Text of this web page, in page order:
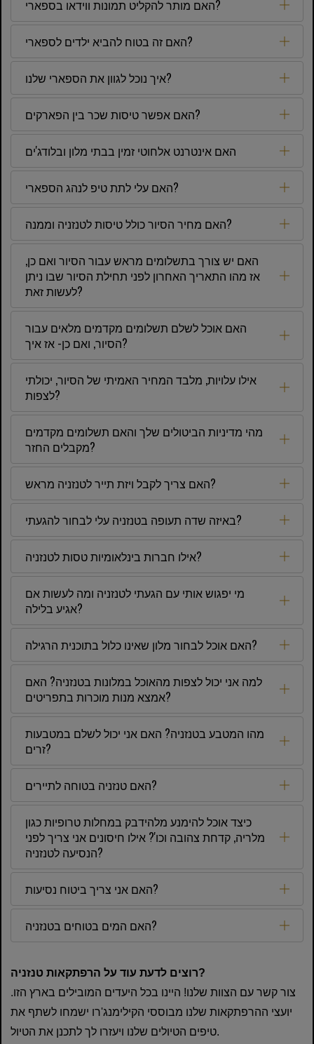
האם מותר להקליט תמונות ווידאו בספארי?
האם זה בטוח להביא ילדים לספארי?
איך נוכל לגוון את הספארי שלנו?
האם אפשר טיסות שכר בין הפארקים?
האם אינטרנט אלחוטי זמין בבתי מלון ובלודג'ים
האם עלי לתת טיפ לנהג הספארי?
האם מחיר הסיור כולל טיסות לטנזניה וממנה?
האם יש צורך בתשלומים מראש עבור הסיור ואם כן,
אז מהו התאריך האחרון לפני תחילת הסיור שבו ניתן
לעשות זאת?
האם אוכל לשלם תשלומים מקדמים מלאים עבור
הסיור, ואם כן- אז איך?
אילו עלויות, מלבד המחיר האמיתי של הסיור, יכולתי
לצפות?
מהי מדיניות הביטולים שלך והאם תשלומים מקדמים
מקבלים החזר?
האם צריך לקבל ויזת תייר לטנזניה מראש?
באיזה שדה תעופה בטנזניה עלי לבחור להגעתי?
אילו חברות בינלאומיות טסות לטנזניה?
מי יפגוש אותי עם הגעתי לטנזניה ומה לעשות אם
אגיע בלילה?
האם אוכל לבחור מלון שאינו כלול בתוכנית הרגילה?
למה אני יכול לצפות מהאוכל במלונות בטנזניה? האם
אמצא מנות מוכרות בתפריטים?
מהו המטבע בטנזניה? האם אני יכול לשלם במטבעות
זרים?
האם טנזניה בטוחה לתיירים?
כיצד אוכל להימנע מלהידבק במחלות טרופיות כגון
מלריה, קדחת צהובה וכו'? אילו חיסונים אני צריך לפני
הנסיעה לטנזניה?
האם אני צריך ביטוח נסיעות?
האם המים בטוחים בטנזניה?
רוצים לדעת עוד על הרפתקאות טנזניה?
צור קשר עם הצוות שלנו! היינו בכל היעדים המובילים בארץ הזו.
יועצי ההרפתקאות שלנו מבוססי הקילימנג'רו ישמחו לשתף את
טיפים הטיולים שלנו ויעזרו לך לתכנן את הטיול.